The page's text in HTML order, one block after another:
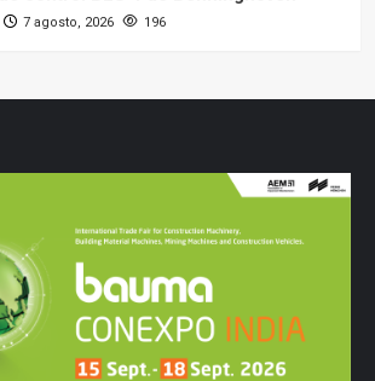
7 agosto, 2026 196